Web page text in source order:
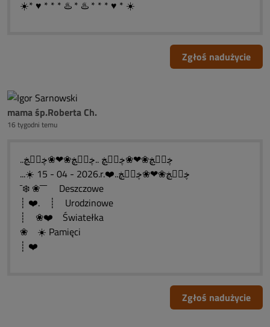
☀️* ♥ * * * ♨️ * ♨️ * * * ♥ * ☀️
Zgłoś nadużycie
mama śp.Roberta Ch.
16 tygodni temu
..ڿڰۣڿ❀❤❀ڿڰۣڿ ..ڿڰۣڿ❀❤❀ڿڰۣڿ
...☀️ 15 - 04 - 2026.r.❤️..ڿڰۣڿ❀❤❀ڿڰۣڿ
¯❄️ ❀¯¯¯ Deszczowe
┊ ❤️. ┊ Urodzinowe
┊ ❀❤️ Światełka
❀ ☀️ Pamięci
┊ ❤️
Zgłoś nadużycie